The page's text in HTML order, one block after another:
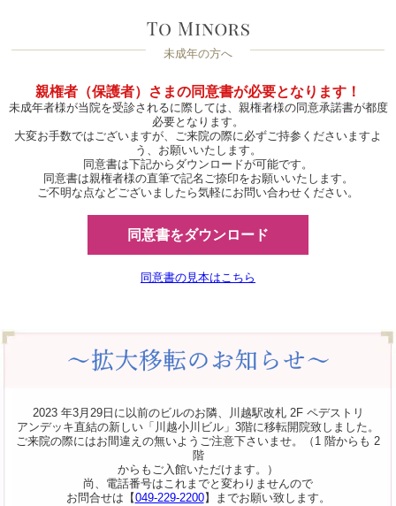
未成年の方へ
親権者（保護者）さまの同意書が必要となります！
未成年者様が当院を受診されるに際しては、親権者様の同意承諾書が都度
必要となります。
大変お手数ではございますが、ご来院の際に必ずご持参くださいますよ
う、お願いいたします。
同意書は下記からダウンロードが可能です。
同意書は親権者様の直筆で記名ご捺印をお願いいたします。
ご不明な点などございましたら気軽にお問い合わせください。
同意書をダウンロード
同意書の見本はこちら
2023 年3月29日に以前のビルのお隣、川越駅改札 2F ペデストリ
アンデッキ直結の新しい「川越小川ビル」3階に移転開院致しました。
ご来院の際にはお間違えの無いようご注意下さいませ。（1 階からも 2
階
からもご入館いただけます。）
尚、電話番号はこれまでと変わりませんので
お問合せは【049-229-2200】までお願い致します。